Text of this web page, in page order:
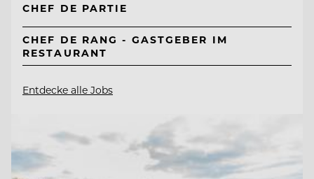
CHEF DE PARTIE
CHEF DE RANG - GASTGEBER IM
RESTAURANT
Entdecke alle Jobs